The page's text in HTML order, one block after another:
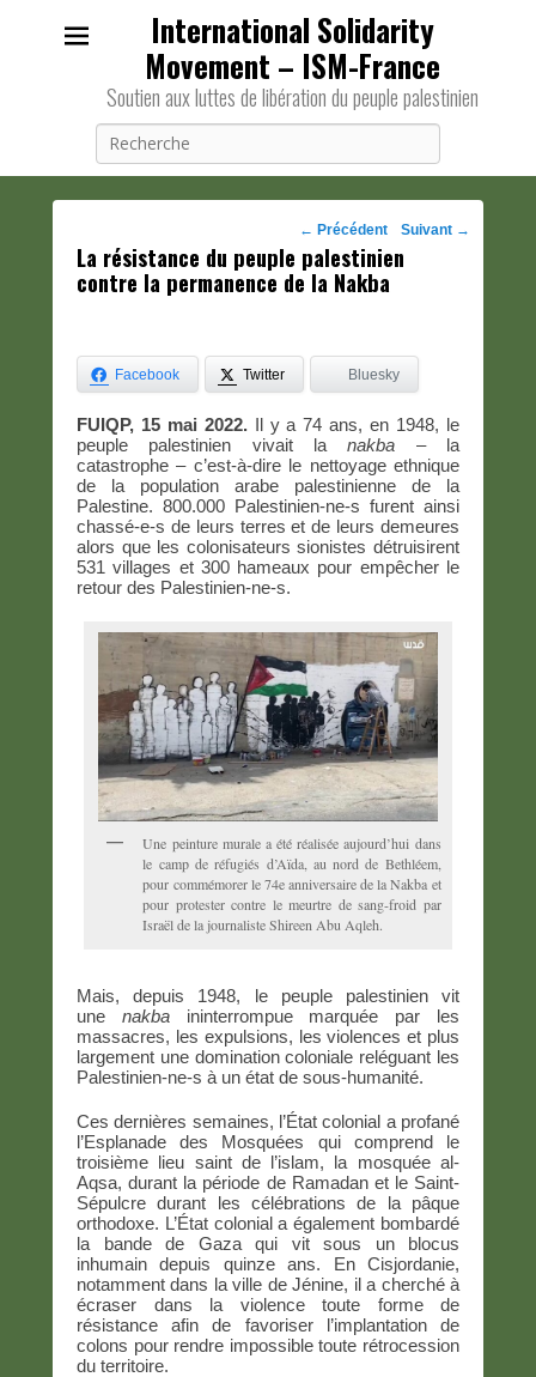
International Solidarity
Movement – ISM-France
Soutien aux luttes de libération du peuple palestinien
Navigation
des
← Précédent Suivant →
La résistance du peuple palestinien
contre la permanence de la Nakba
Facebook Twitter Bluesky
FUIQP, 15 mai 2022. Il y a 74 ans, en 1948, le
peuple palestinien vivait lanakba – la
catastrophe – c’est-à-dire le nettoyage ethnique
de la population arabe palestinienne de la
Palestine. 800.000 Palestinien-ne-s furent ainsi
chassé-e-s de leurs terres et de leurs demeures
alors que les colonisateurs sionistes détruisirent
531 villages et 300 hameaux pour empêcher le
retour des Palestinien-ne-s.
Une peinture murale a été réalisée aujourd’hui dans
le camp de réfugiés d’Aïda, au nord de Bethléem,
pour commémorer le 74e anniversaire de la Nakba et
pour protester contre le meurtre de sang-froid par
Israël de la journaliste Shireen Abu Aqleh.
Mais, depuis 1948, le peuple palestinien vit
une nakbaininterrompue marquée par les
massacres, les expulsions, les violences et plus
largement une domination coloniale reléguant les
Palestinien-ne-s à un état de sous-humanité.
Ces dernières semaines, l’État colonial a profané
l’Esplanade des Mosquées qui comprend le
troisième lieu saint de l’islam, la mosquée al-
Aqsa, durant la période de Ramadan et le Saint-
Sépulcre durant les célébrations de la pâque
orthodoxe. L’État colonial a également bombardé
la bande de Gaza qui vit sous un blocus
inhumain depuis quinze ans. En Cisjordanie,
notamment dans la ville de Jénine, il a cherché à
écraser dans la violence toute forme de
résistance afin de favoriser l’implantation de
colons pour rendre impossible toute rétrocession
du territoire.